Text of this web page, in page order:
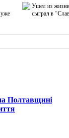
Ушел из жизни
сыграл в
Полтавщині